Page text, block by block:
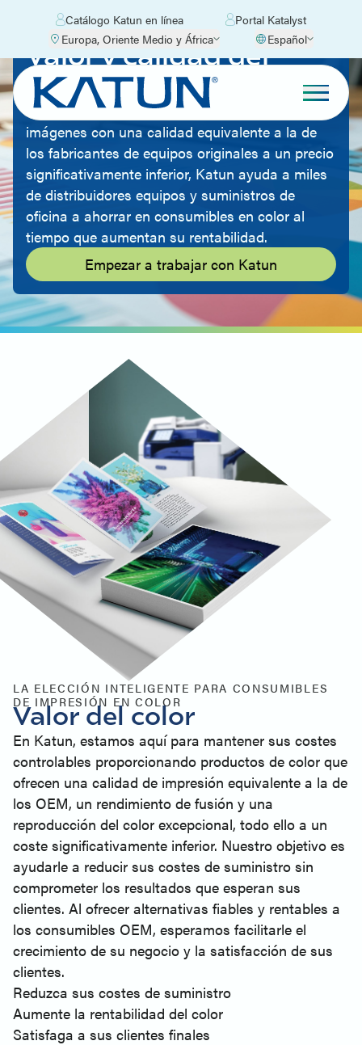
Catálogo Katun en línea
Portal Katalyst
Europa, Oriente Medio y África
Español
Valor y calidad del
color
Al ofrecer consumibles para la reproducción de
imágenes con una calidad equivalente a la de
los fabricantes de equipos originales a un precio
significativamente inferior, Katun ayuda a miles
de distribuidores equipos y suministros de
oficina a ahorrar en consumibles en color al
tiempo que aumentan su rentabilidad.
Empezar a trabajar con Katun
LA ELECCIÓN INTELIGENTE PARA CONSUMIBLES
DE IMPRESIÓN EN COLOR
Valor del color
En Katun, estamos aquí para mantener sus costes
controlables proporcionando productos de color que
ofrecen una calidad de impresión equivalente a la de
los OEM, un rendimiento de fusión y una
reproducción del color excepcional, todo ello a un
coste significativamente inferior. Nuestro objetivo es
ayudarle a reducir sus costes de suministro sin
comprometer los resultados que esperan sus
clientes. Al ofrecer alternativas fiables y rentables a
los consumibles OEM, esperamos facilitarle el
crecimiento de su negocio y la satisfacción de sus
clientes.
Reduzca sus costes de suministro
Aumente la rentabilidad del color
Satisfaga a sus clientes finales